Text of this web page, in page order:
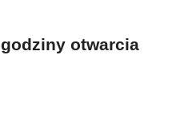
godziny otwarcia